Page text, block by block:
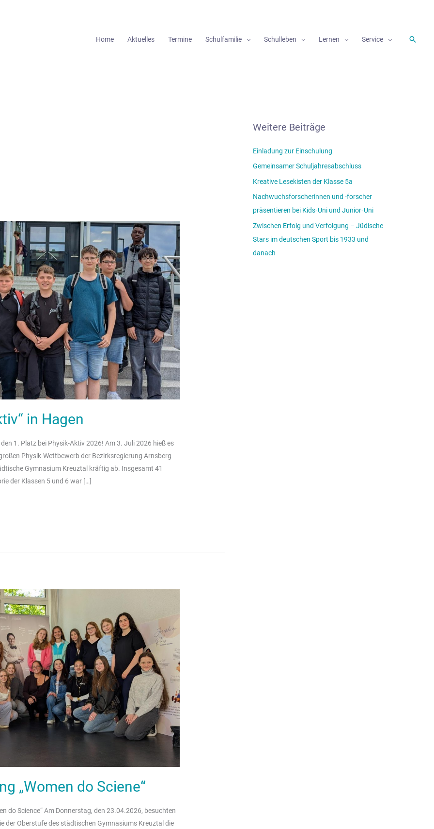
Home
Aktuelles Termine Schulfamilie Schulleben Lernen Service
in Hagen
1. Platz bei Physik-Aktiv 2026! Am 3. Juli 2026 hieß es
Physik-Wettbewerb der Bezirksregierung Arnsberg
Gymnasium Kreuztal kräftig ab. Insgesamt 41
der Klassen 5 und 6 war […]
„Women do Sciene“
do Science“ Am Donnerstag, den 23.04.2026, besuchten
der Oberstufe des städtischen Gymnasiums Kreuztal die
Weitere Beiträge
Einladung zur Einschulung
Gemeinsamer Schuljahresabschluss
Kreative Lesekisten der Klasse 5a
Nachwuchsforscherinnen und -forscher
präsentieren bei Kids‑Uni und Junior‑Uni
Zwischen Erfolg und Verfolgung – Jüdische
Stars im deutschen Sport bis 1933 und
danach